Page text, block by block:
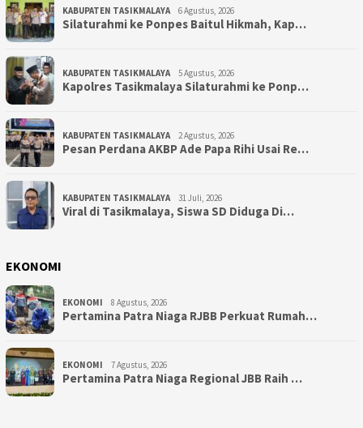
KABUPATEN TASIKMALAYA 6 Agustus, 2026
Silaturahmi ke Ponpes Baitul Hikmah, Kap…
KABUPATEN TASIKMALAYA 5 Agustus, 2026
Kapolres Tasikmalaya Silaturahmi ke Ponp…
KABUPATEN TASIKMALAYA 2 Agustus, 2026
Pesan Perdana AKBP Ade Papa Rihi Usai Re…
KABUPATEN TASIKMALAYA 31 Juli, 2026
Viral di Tasikmalaya, Siswa SD Diduga Di…
EKONOMI
EKONOMI 8 Agustus, 2026
Pertamina Patra Niaga RJBB Perkuat Rumah…
EKONOMI 7 Agustus, 2026
Pertamina Patra Niaga Regional JBB Raih …